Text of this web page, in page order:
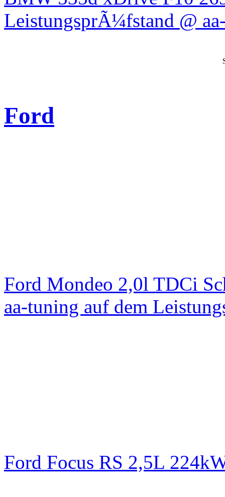
LeistungsprÃ¼fstand @
Ford
Ford Mondeo 2,0l TDCi
aa-tuning auf dem
Ford Focus RS 2,5L